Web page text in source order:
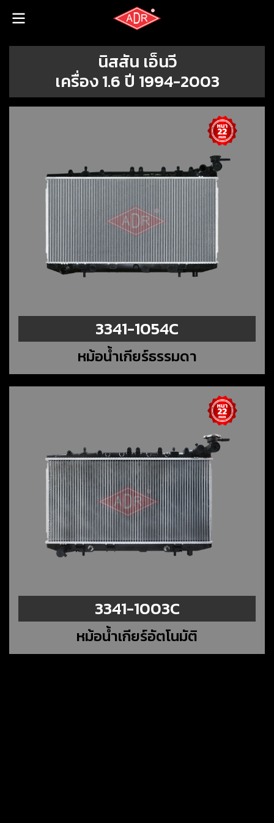
นิสสัน เอ็นวี
เครื่อง 1.6 ปี 1994-2003
3341-1054C
หม้อน้ำเกียร์ธรรมดา
3341-1003C
หม้อน้ำเกียร์อัตโนมัติ